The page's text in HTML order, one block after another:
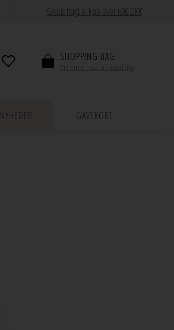
Gratis fragt v. køb over 600 DKK
SHOPPING BAG
NYHEDER GAVEKORT